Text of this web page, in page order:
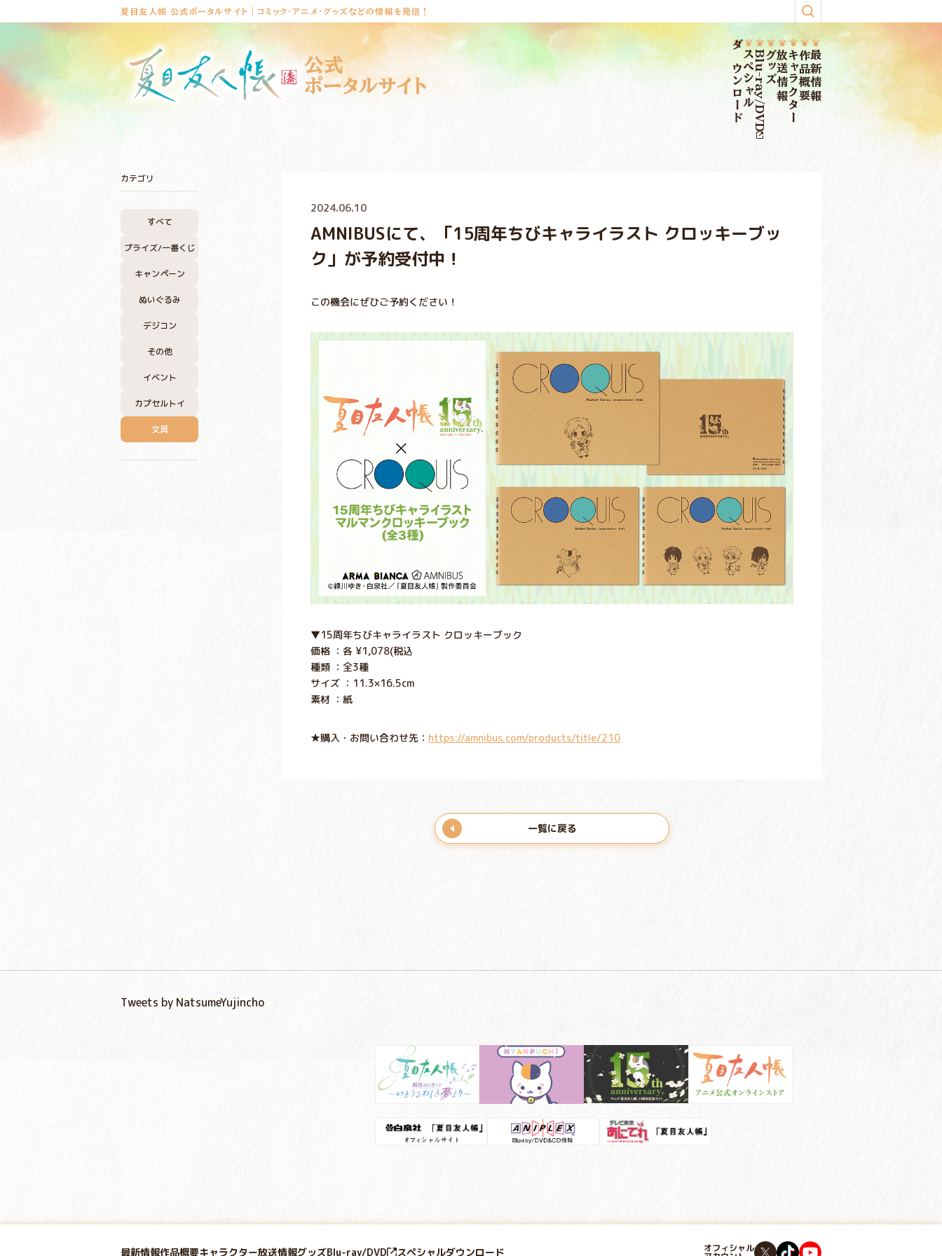
夏目友人帳 公式ポータルサイト｜コミック・アニメ・グッズなどの情報を発信！
公式
ポータルサイト
ダウンロードスペシャルBlu-ray/DVDグッズ放送情報キャラクター作品概要最新情報
カテゴリ
すべて
プライズ/一番くじ
キャンペーン
ぬいぐるみ
デジコン
その他
イベント
カプセルトイ
文具
2024.06.10
AMNIBUSにて、「15周年ちびキャライラスト クロッキーブッ
ク」が予約受付中！
この機会にぜひご予約ください！
▼15周年ちびキャライラスト クロッキーブック
価格 ：各 ¥1,078(税込
種類 ：全3種
サイズ ：11.3×16.5cm
素材 ：紙
★購入・お問い合わせ先： https://amnibus.com/products/title/210
一覧に戻る
Tweets by NatsumeYujincho
最新情報作品概要キャラクター放送情報グッズBlu-ray/DVD スペシャルダウンロード オフィシャル